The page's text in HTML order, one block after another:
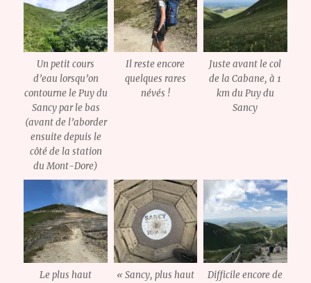
Un petit cours
d’eau lorsqu’on
contourne le Puy du
Sancy par le bas
(avant de l’aborder
ensuite depuis le
côté de la station
du Mont-Dore)
Il reste encore
quelques rares
névés !
Juste avant le col
de la Cabane, à 1
km du Puy du
Sancy
Le plus haut
« Sancy, plus haut
Difficile encore de